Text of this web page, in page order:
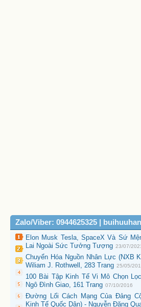
Zalo/Viber: 0944625325 |
Elon Musk Tesla, SpaceX Và Sứ
Lai Ngoài Sức Tưởng Tượng 23/07/
Chuyển Hóa Nguồn Nhân Lực (NXB
Wiliam J. Rothwell, 283 Trang 25/05/
100 Bài Tập Kinh Tế Vi Mô Chọn
Ngô Đình Giao, 161 Trang 07/10/2016
Đường Lối Cách Mạng Của Đảng
Kinh Tế Quốc Dân) - Nguyễn Đăng